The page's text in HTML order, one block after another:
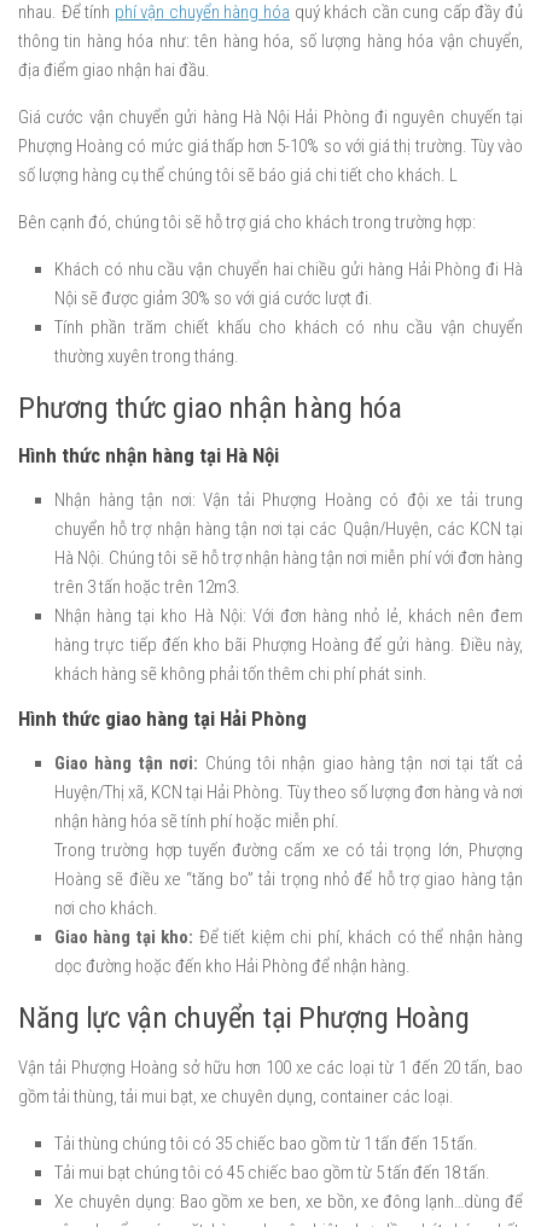
nhau. Để tính phí vận chuyển hàng hóa quý khách cần cung cấp đầy đủ
thông tin hàng hóa như: tên hàng hóa, số lượng hàng hóa vận chuyển,
địa điểm giao nhận hai đầu.
Giá cước vận chuyển gửi hàng Hà Nội Hải Phòng đi nguyên chuyến tại
Phượng Hoàng có mức giá thấp hơn 5-10% so với giá thị trường. Tùy vào
số lượng hàng cụ thể chúng tôi sẽ báo giá chi tiết cho khách. L
Bên cạnh đó, chúng tôi sẽ hỗ trợ giá cho khách trong trường hợp:
Khách có nhu cầu vận chuyển hai chiều gửi hàng Hải Phòng đi Hà
Nội sẽ được giảm 30% so với giá cước lượt đi.
Tính phần trăm chiết khấu cho khách có nhu cầu vận chuyển
thường xuyên trong tháng.
Phương thức giao nhận hàng hóa
Hình thức nhận hàng tại Hà Nội
Nhận hàng tận nơi: Vận tải Phượng Hoàng có đội xe tải trung
chuyển hỗ trợ nhận hàng tận nơi tại các Quận/Huyện, các KCN tại
Hà Nội. Chúng tôi sẽ hỗ trợ nhận hàng tận nơi miễn phí với đơn hàng
trên 3 tấn hoặc trên 12m3.
Nhận hàng tại kho Hà Nội: Với đơn hàng nhỏ lẻ, khách nên đem
hàng trực tiếp đến kho bãi Phượng Hoàng để gửi hàng. Điều này,
khách hàng sẽ không phải tốn thêm chi phí phát sinh.
Hình thức giao hàng tại Hải Phòng
Giao hàng tận nơi: Chúng tôi nhận giao hàng tận nơi tại tất cả
Huyện/Thị xã, KCN tại Hải Phòng. Tùy theo số lượng đơn hàng và nơi
nhận hàng hóa sẽ tính phí hoặc miễn phí.
Trong trường hợp tuyến đường cấm xe có tải trọng lớn, Phượng
Hoàng sẽ điều xe “tăng bo” tải trọng nhỏ để hỗ trợ giao hàng tận
nơi cho khách.
Giao hàng tại kho: Để tiết kiệm chi phí, khách có thể nhận hàng
dọc đường hoặc đến kho Hải Phòng để nhận hàng.
Năng lực vận chuyển tại Phượng Hoàng
Vận tải Phượng Hoàng sở hữu hơn 100 xe các loại từ 1 đến 20 tấn, bao
gồm tải thùng, tải mui bạt, xe chuyên dụng, container các loại.
Tải thùng chúng tôi có 35 chiếc bao gồm từ 1 tấn đến 15 tấn.
Tải mui bạt chúng tôi có 45 chiếc bao gồm từ 5 tấn đến 18 tấn.
Xe chuyên dụng: Bao gồm xe ben, xe bồn, xe đông lạnh…dùng để